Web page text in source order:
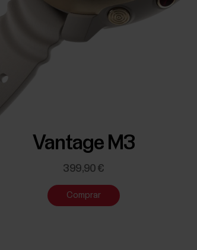
Vantage M3
399,90 €
Comprar